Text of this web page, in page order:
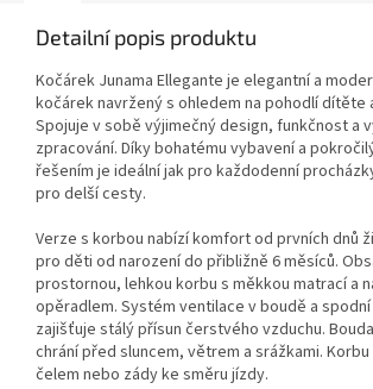
Detailní popis produktu
Kočárek Junama Ellegante je elegantní a
kočárek navržený s ohledem na pohodlí dítěte
Spojuje v sobě výjimečný design, funkčnost a
zpracování. Díky bohatému vybavení a
řešením je ideální jak pro každodenní
pro delší cesty.
Verze s korbou nabízí komfort od prvních dnů
pro děti od narození do přibližně 6 měsíců.
prostornou, lehkou korbu s měkkou matrací a
opěradlem. Systém ventilace v boudě a
zajišťuje stálý přísun čerstvého vzduchu.
chrání před sluncem, větrem a srážkami.
čelem nebo zády ke směru jízdy.